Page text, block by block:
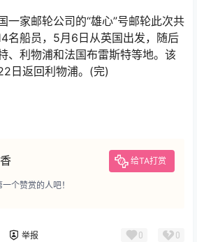
家邮轮公司的“雄心”号邮轮此次共
名船员，5月6日从英国出发，随后
、利物浦和法国布雷斯特等地。该
日返回利物浦。(完)
给TA打赏
个赞赏的人吧！
举报 0 0